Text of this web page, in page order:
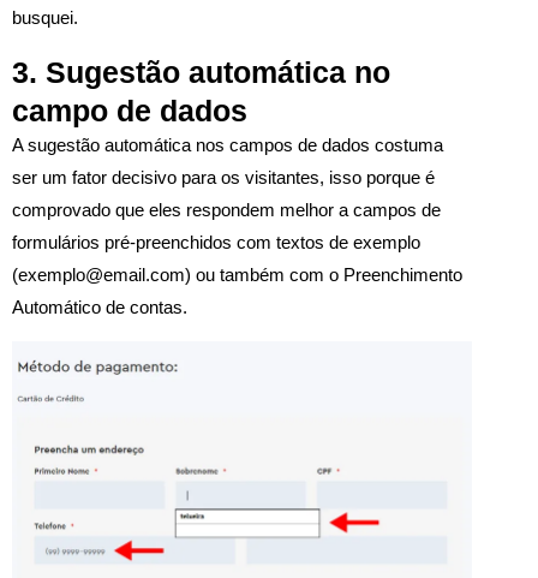
busquei.
3. Sugestão automática no
campo de dados
A sugestão automática nos campos de dados costuma
ser um fator decisivo para os visitantes, isso porque é
comprovado que eles respondem melhor a campos de
formulários pré-preenchidos com textos de exemplo
(exemplo@email.com) ou também com o Preenchimento
Automático de contas.